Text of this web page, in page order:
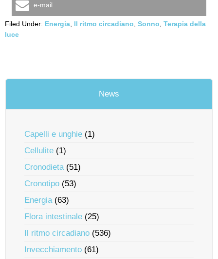
e-mail
Filed Under: Energia Il ritmo circadiano Sonno Terapia della
luce
News
Capelli e unghie (1)
Cellulite (1)
Cronodieta(51)
Cronotipo (53)
Energia(63)
Flora intestinale (25)
Il ritmo circadiano (536)
Invecchiamento (61)